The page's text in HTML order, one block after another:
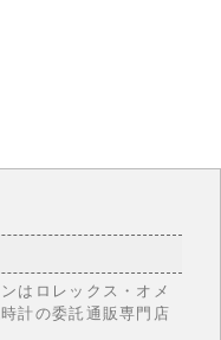
はロレックス・オメ
計の委託通販専門店